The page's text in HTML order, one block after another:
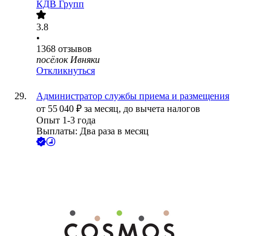
КДВ Групп
3.8
•
1368 отзывов
посёлок Ивняки
Откликнуться
Администратор службы приема и размещения
от 55 040 ₽ за месяц, до вычета налогов
Опыт 1-3 года
Выплаты: Два раза в месяц